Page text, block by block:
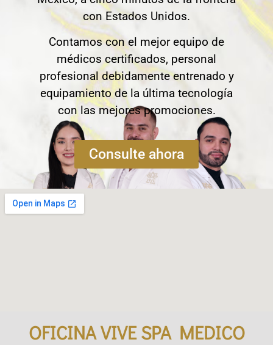
con Estados Unidos.
Contamos con el mejor equipo de
médicos certificados, personal
profesional debidamente entrenado y
equipamiento de la última tecnología
con las mejores promociones.
Consulte ahora
OFICINA VIVE SPA MEDICO